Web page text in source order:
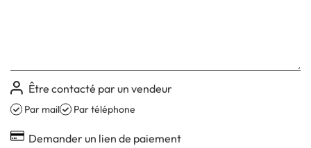
Être contacté par un vendeur
Par mail Par téléphone
Demander un lien de paiement